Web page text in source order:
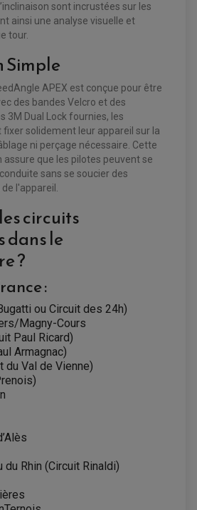
PRESSION
QUAD
/ SSV
/ EMBRAYAGE / STARTER
QUAD
TRIANGLE
D'EMBRAYAGE
QUAD
CROSS ENDURO
AKRAPOVIC
FMF
PRO CIRCUIT
sont incrustées sur les
ainsi une analyse visuelle et
tour.
APEX est conçue pour être
des bandes Velcro et des
3M Dual Lock fournies, les
solidement leur appareil sur la
ni perçage nécessaire. Cette
que les pilotes peuvent se
sans se soucier des
l'appareil.
circuits
dans le
?
:
ou Circuit des 24h)
Magny-Cours
Paul Ricard)
Armagnac)
du Val de Vienne)
du Rhin (Circuit Rinaldi)